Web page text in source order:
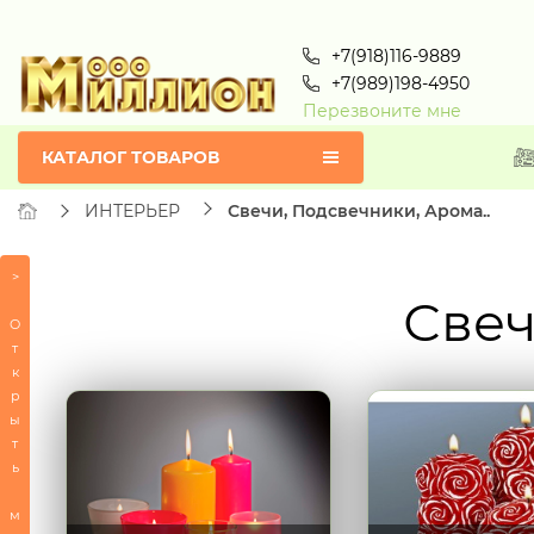
+7(918)116-9889
+7(989)198-4950
Перезвоните мне
КАТАЛОГ ТОВАРОВ
ИНТЕРЬЕР Свечи, Подсвечники, Арома..
по
СЕРТИФИКАТЫ
ПОСУДА
>
О
т
к
р
ы
т
ь
м